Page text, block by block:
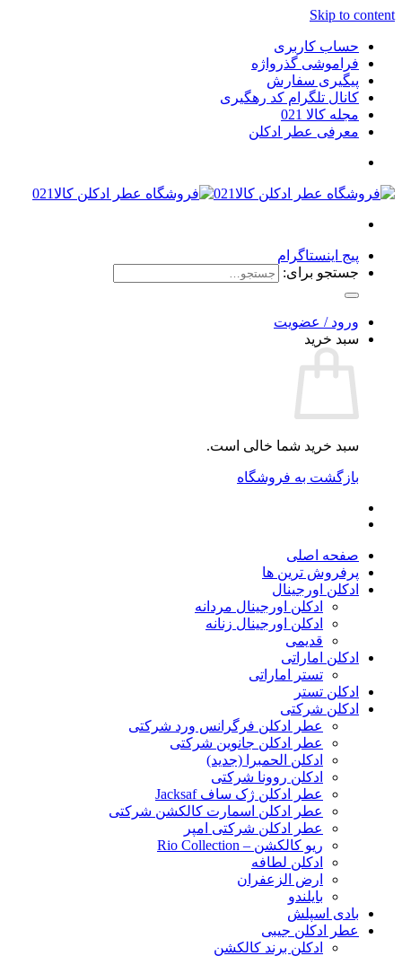
Skip to content
حساب کاربری
فراموشی گذرواژه
پیگیری سفارش
کانال تلگرام کد رهگیری
مجله کالا 021
معرفی عطر ادکلن
پیج اینستاگرام
جستجو برای:
ورود / عضویت
سبد خرید
سبد خرید شما خالی است.
بازگشت به فروشگاه
صفحه اصلی
پرفروش ترین ها
ادکلن اورجینال
ادکلن اورجینال مردانه
ادکلن اورجینال زنانه
قدیمی
ادکلن اماراتی
تستر اماراتی
ادکلن تستر
ادکلن شرکتی
عطر ادکلن فرگرانس ورد شرکتی
عطر ادکلن جانوین شرکتی
ادکلن الحمبرا (جدید)
ادکلن روونا شرکتی
عطر ادکلن ژک‌ ساف Jacksaf
عطر ادکلن اسمارت کالکشن شرکتی
عطر ادکلن شرکتی امپر
ریو کالکشن – Rio Collection
ادکلن لطافه
ارض الزعفران
بایلندو
بادی اسپلش
عطر ادکلن جیبی
ادکلن برند کالکشن